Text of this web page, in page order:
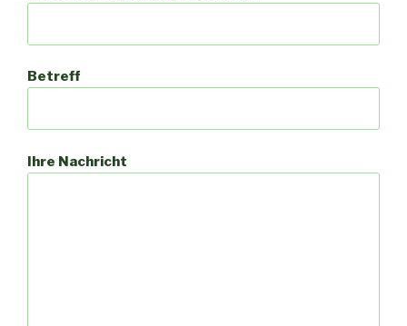
Betreff
Ihre Nachricht